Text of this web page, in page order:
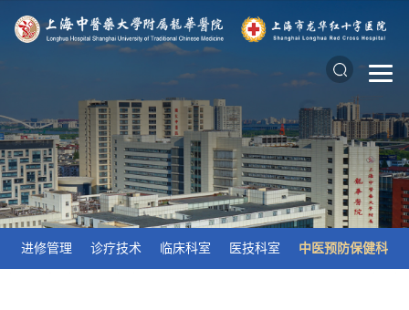
进修管理 诊疗技术 临床科室 医技科室 中医预防保健科